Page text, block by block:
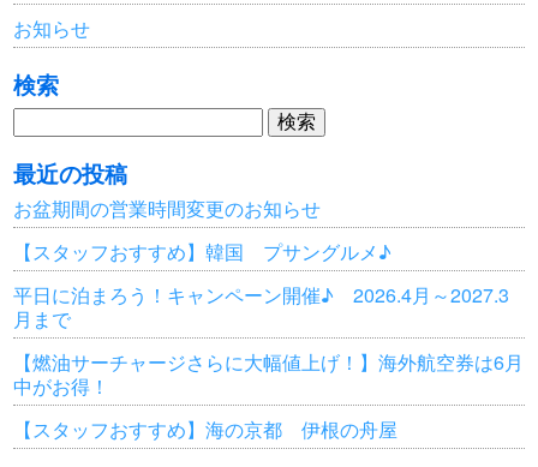
お知らせ
検索
検
索:
最近の投稿
お盆期間の営業時間変更のお知らせ
【スタッフおすすめ】韓国 プサングルメ♪
平日に泊まろう！キャンペーン開催♪ 2026.4月～2027.3
月まで
【燃油サーチャージさらに大幅値上げ！】海外航空券は6月
中がお得！
【スタッフおすすめ】海の京都 伊根の舟屋